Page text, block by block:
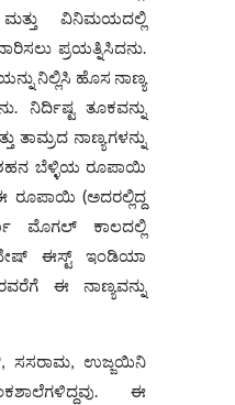
ವಿನಿಮಯದಲ್ಲಿ
ಪ್ರಯತ್ನಿಸಿದನು.
ನಿಲ್ಲಿಸಿ ಹೊಸ ನಾಣ್ಯ
ನಿರ್ದಿಷ್ಟ ತೂಕವನ್ನು
ತಾಮ್ರದ ನಾಣ್ಯಗಳನ್ನು
ಬೆಳ್ಳಿಯ ರೂಪಾಯಿ
ರೂಪಾಯಿ (ಅದರಲ್ಲಿದ್ದ
ಮೊಗಲ್ ಕಾಲದಲ್ಲಿ
ಈಸ್ಟ್ ಇಂಡಿಯಾ
ಈ ನಾಣ್ಯವನ್ನು
ಸಸರಾಮ, ಉಜ್ಜಯಿನಿ
ಈ